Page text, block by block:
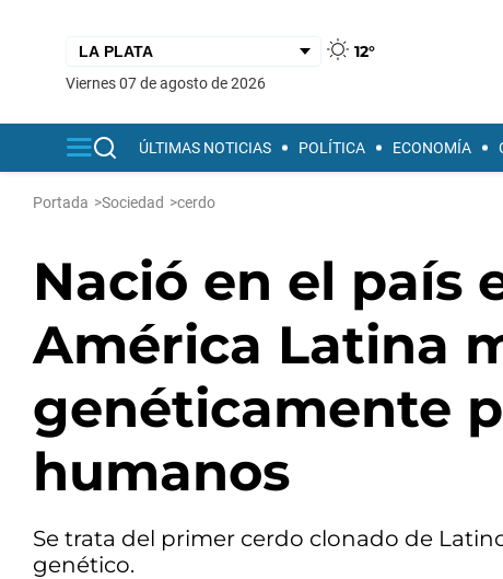
12°
viernes 07 de agosto de 2026
ÚLTIMAS NOTICIAS POLÍTICA ECONOMÍA
Portada >Sociedad >cerdo
Nació en el país
América Latina
genéticamente
humanos
Se trata del primer cerdo clonado de
genético.